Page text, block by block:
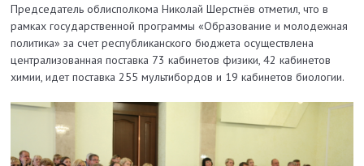
Председатель облисполкома Николай Шерстнёв отметил, что в
рамках государственной программы «Образование и молодежная
политика» за счет республиканского бюджета осуществлена
централизованная поставка 73 кабинетов физики, 42 кабинетов
химии, идет поставка 255 мультибордов и 19 кабинетов биологии.